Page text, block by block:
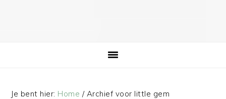
Je bent hier: Home /Archief voor little gem